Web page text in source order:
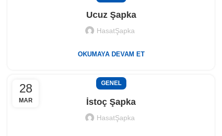
Ucuz Şapka
HasatŞapka
OKUMAYA DEVAM ET
28
MAR
GENEL
İstoç Şapka
HasatŞapka